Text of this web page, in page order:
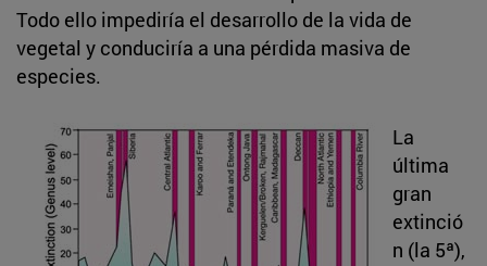
Todo ello impediría el desarrollo de la vida de
vegetal y conduciría a una pérdida masiva de
especies.
La
última
gran
extinció
n (la 5ª),